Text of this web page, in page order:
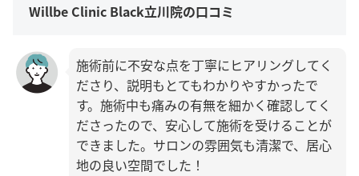
Willbe Clinic Black立川院の口コミ
施術前に不安な点を丁寧にヒアリングしてく
ださり、説明もとてもわかりやすかったで
す。施術中も痛みの有無を細かく確認してく
ださったので、安心して施術を受けることが
できました。サロンの雰囲気も清潔で、居心
地の良い空間でした！